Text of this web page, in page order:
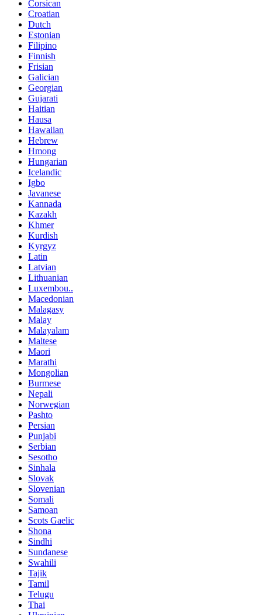
Corsican
Croatian
Dutch
Estonian
Filipino
Finnish
Frisian
Galician
Georgian
Gujarati
Haitian
Hausa
Hawaiian
Hebrew
Hmong
Hungarian
Icelandic
Igbo
Javanese
Kannada
Kazakh
Khmer
Kurdish
Kyrgyz
Latin
Latvian
Lithuanian
Luxembou..
Macedonian
Malagasy
Malay
Malayalam
Maltese
Maori
Marathi
Mongolian
Burmese
Nepali
Norwegian
Pashto
Persian
Punjabi
Serbian
Sesotho
Sinhala
Slovak
Slovenian
Somali
Samoan
Scots Gaelic
Shona
Sindhi
Sundanese
Swahili
Tajik
Tamil
Telugu
Thai